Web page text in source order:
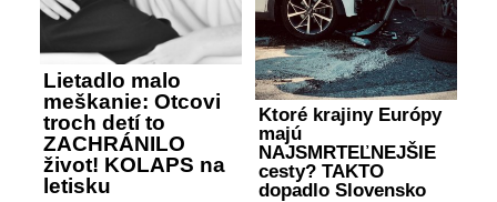
Lietadlo malo
meškanie: Otcovi
troch detí to
ZACHRÁNILO
život! KOLAPS na
letisku
Ktoré krajiny Európy
majú
NAJSMRTEĽNEJŠIE
cesty? TAKTO
dopadlo Slovensko